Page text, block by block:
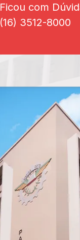
Ficou com
(16) 3512-8000